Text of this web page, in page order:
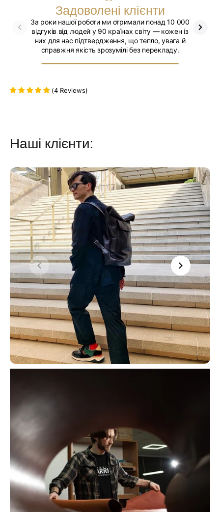
Задоволені клієнти
За роки нашої роботи ми отримали понад 10 000
відгуків від людей у 90 країнах світу — кожен із
них для нас підтвердження, що тепло, увага й
справжня якість зрозумілі без перекладу.
(4 Reviews)
Наші клієнти: